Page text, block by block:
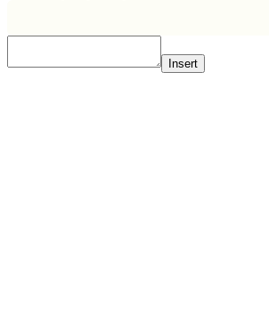
Insert